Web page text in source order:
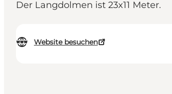
Der Langdolmen ist 23x11 Meter.
Website besuchen